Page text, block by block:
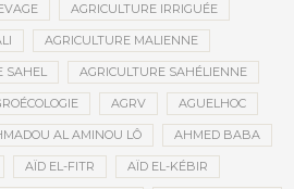
AGRICULTURE IRRIGUÉE
AGRICULTURE MALIENNE
SAHEL AGRICULTURE SAHÉLIENNE
AGRV AGUELHOC
AL AMINOU LÔ AHMED BABA
AÏD EL-FITR AÏD EL-KÉBIR